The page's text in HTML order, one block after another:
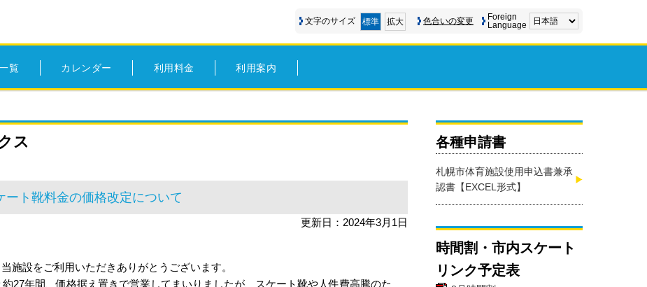
文字のサイズ 標準 拡大 色合いの変更
Foreign
Language
覧 カレンダー 利用料金 利用案内
ス
ート靴料金の価格改定について
更新日：2024年3月1日
施設をご利用いただきありがとうございます。
約27年間、価格据え置きで営業してまいりましたが、スケート靴や人件費高騰のた
各種申請書
札幌市体育施設使用申込書兼承
認書【EXCEL形式】
時間割・市内スケート
リンク予定表